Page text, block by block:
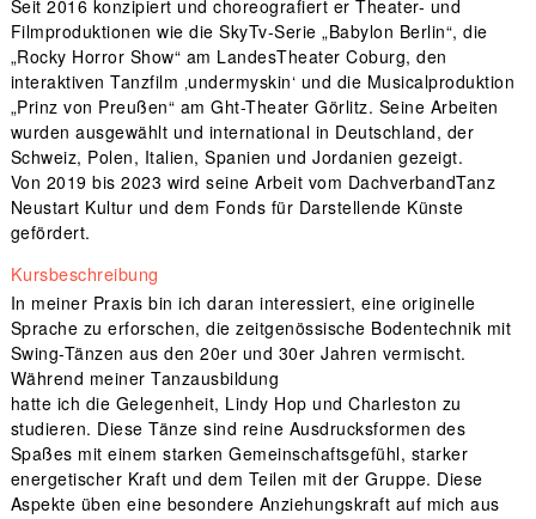
Seit 2016 konzipiert und choreografiert er Theater- und
Filmproduktionen wie die SkyTv-Serie „Babylon Berlin“, die
„Rocky Horror Show“ am LandesTheater Coburg, den
interaktiven Tanzfilm ‚undermyskin‘ und die Musicalproduktion
„Prinz von Preußen“ am Ght-Theater Görlitz. Seine Arbeiten
wurden ausgewählt und international in Deutschland, der
Schweiz, Polen, Italien, Spanien und Jordanien gezeigt.
Von 2019 bis 2023 wird seine Arbeit vom DachverbandTanz
Neustart Kultur und dem Fonds für Darstellende Künste
gefördert.
Kursbeschreibung
In meiner Praxis bin ich daran interessiert, eine originelle
Sprache zu erforschen, die zeitgenössische Bodentechnik mit
Swing-Tänzen aus den 20er und 30er Jahren vermischt.
Während meiner Tanzausbildung
hatte ich die Gelegenheit, Lindy Hop und Charleston zu
studieren. Diese Tänze sind reine Ausdrucksformen des
Spaßes mit einem starken Gemeinschaftsgefühl, starker
energetischer Kraft und dem Teilen mit der Gruppe. Diese
Aspekte üben eine besondere Anziehungskraft auf mich aus